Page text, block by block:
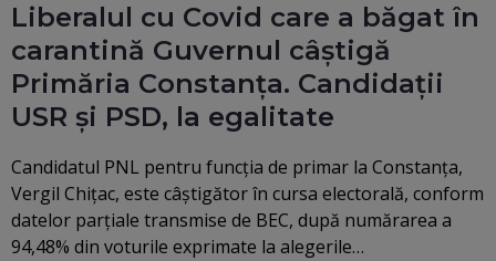
Liberalul cu Covid care a băgat în
carantină Guvernul câștigă
Primăria Constanța. Candidații
USR și PSD, la egalitate
Candidatul PNL pentru funcţia de primar la Constanţa,
Vergil Chiţac, este câştigător în cursa electorală, conform
datelor parţiale transmise de BEC, după numărarea a
94,48% din voturile exprimate la alegerile…